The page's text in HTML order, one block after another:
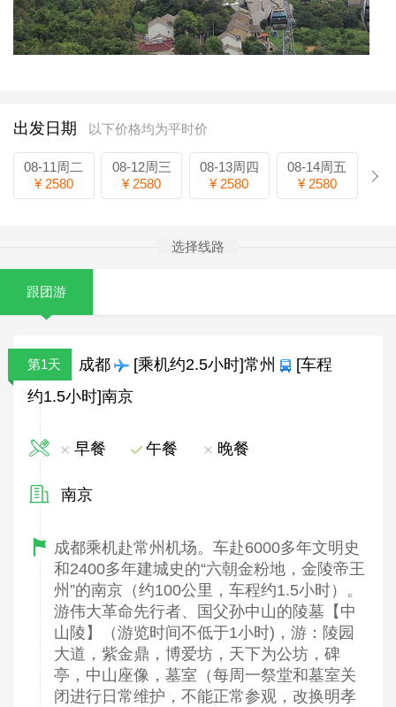
出发日期 以下价格均为平时价
08-11周二
¥ 2580
08-12周三
¥ 2580
08-13周四
¥ 2580
08-14周五
¥ 2580
选择线路
跟团游
第1天 成都 [乘机约2.5小时]常州
[车程
约1.5小时]南京
早餐 午餐 晚餐
南京
成都乘机赴常州机场。车赴6000多年文明史
和2400多年建城史的“六朝金粉地，金陵帝王
州”的南京（约100公里，车程约1.5小时）。
游伟大革命先行者、国父孙中山的陵墓【中
山陵】（游览时间不低于1小时)，游：陵园
大道，紫金鼎，博爱坊，天下为公坊，碑
亭，中山座像，墓室（每周一祭堂和墓室关
闭进行日常维护，不能正常参观，改换明孝